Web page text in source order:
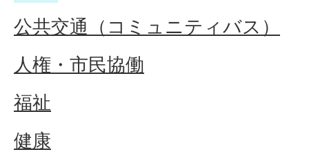
公共交通（コミュニティバス）
人権・市民協働
福祉
健康